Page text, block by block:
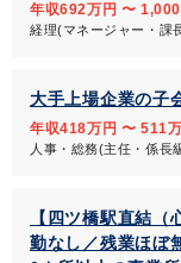
年収692万円 〜 1,000
経理(マネージャー・課
大手上場企業の子
年収418万円 〜 511
人事・総務(主任・係長
【四ツ橋駅直結
勤なし／残業ほぼ